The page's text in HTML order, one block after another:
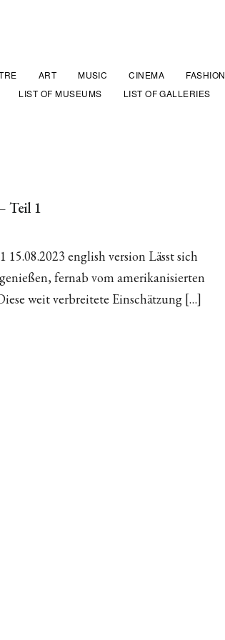
ART MUSIC CINEMA FASHION
LIST OF MUSEUMS LIST OF GALLERIES
Teil 1
english version Lässt sich
fernab vom amerikanisierten
weit verbreitete Einschätzung […]